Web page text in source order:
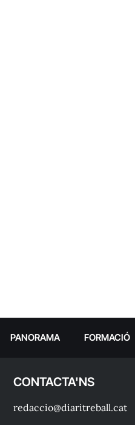
PANORAMA FORMACIÓ
CONTACTA'NS
redaccio@diaritreball.cat